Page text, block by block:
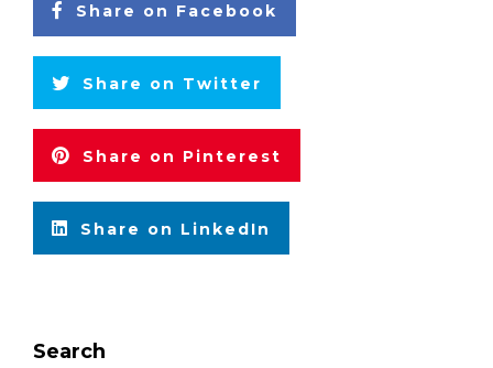
Share on Facebook
Share on Twitter
Share on Pinterest
Share on LinkedIn
Search